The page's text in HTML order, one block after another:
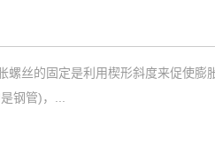
螺丝的固定是利用楔形斜度来促使膨
钢管)，...